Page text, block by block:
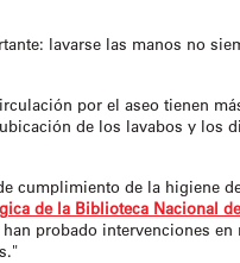
lavarse las manos no
por el aseo tienen
de los lavabos y los
cumplimiento de la higiene
de la Biblioteca Nacional
probado intervenciones